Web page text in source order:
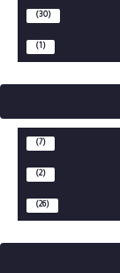
(30)
(1)
(7)
(2)
(26)